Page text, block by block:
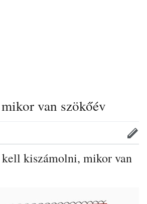
van szökőév
kiszámolni, mikor van